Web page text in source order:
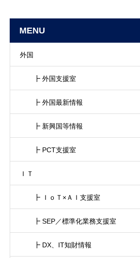
MENU
外国
┣ 外国支援室
┣ 外国最新情報
┣ 新興国等情報
┣ PCT支援室
ＩＴ
┣ ＩｏＴ×ＡＩ支援室
┣ SEP／標準化業務支援室
┣ DX、IT知財情報